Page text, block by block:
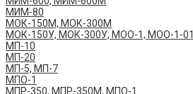
МИМ-80
МОК-150М, МОК-300М
МОК-150У, МОК-300У, МОО-1, МОО-1-01
МП-10
МП-20
МП-5, МП-7
МПО-1
МПР-350, МПР-350М, МПО-1